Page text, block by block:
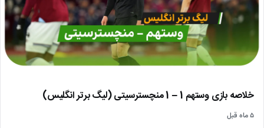
خلاصه بازی وستهم 1 – 1 منچسترسیتی (لیگ برتر انگلیس)
۵ ماه قبل